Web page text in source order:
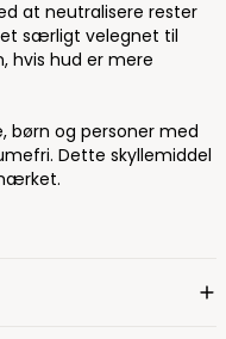
at neutralisere rester
særligt velegnet til
hvis hud er mere
børn og personer med
Dette skyllemiddel